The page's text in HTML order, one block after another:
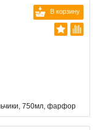
В корзину
750мл, фарфор